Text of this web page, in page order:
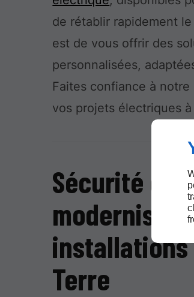
de rétablir rapidement
est de vous offrir des
personnalisées,
Faites confiance à
vos projets électriques à
Sécurité et
installations
Terre